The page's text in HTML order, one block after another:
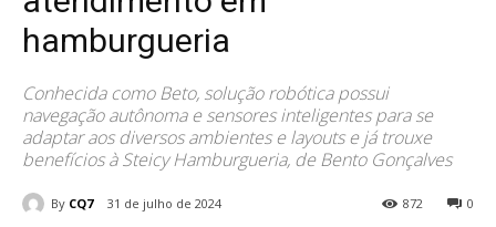
hamburgueria
Conhecida como Beto, solução robótica possui
navegação autônoma e sensores inteligentes para se
adaptar aos diversos ambientes e layouts e já trouxe
benefícios à Steicy Hamburgueria, de Bento Gonçalves
By CQ7 31 de julho de 2024 0
872